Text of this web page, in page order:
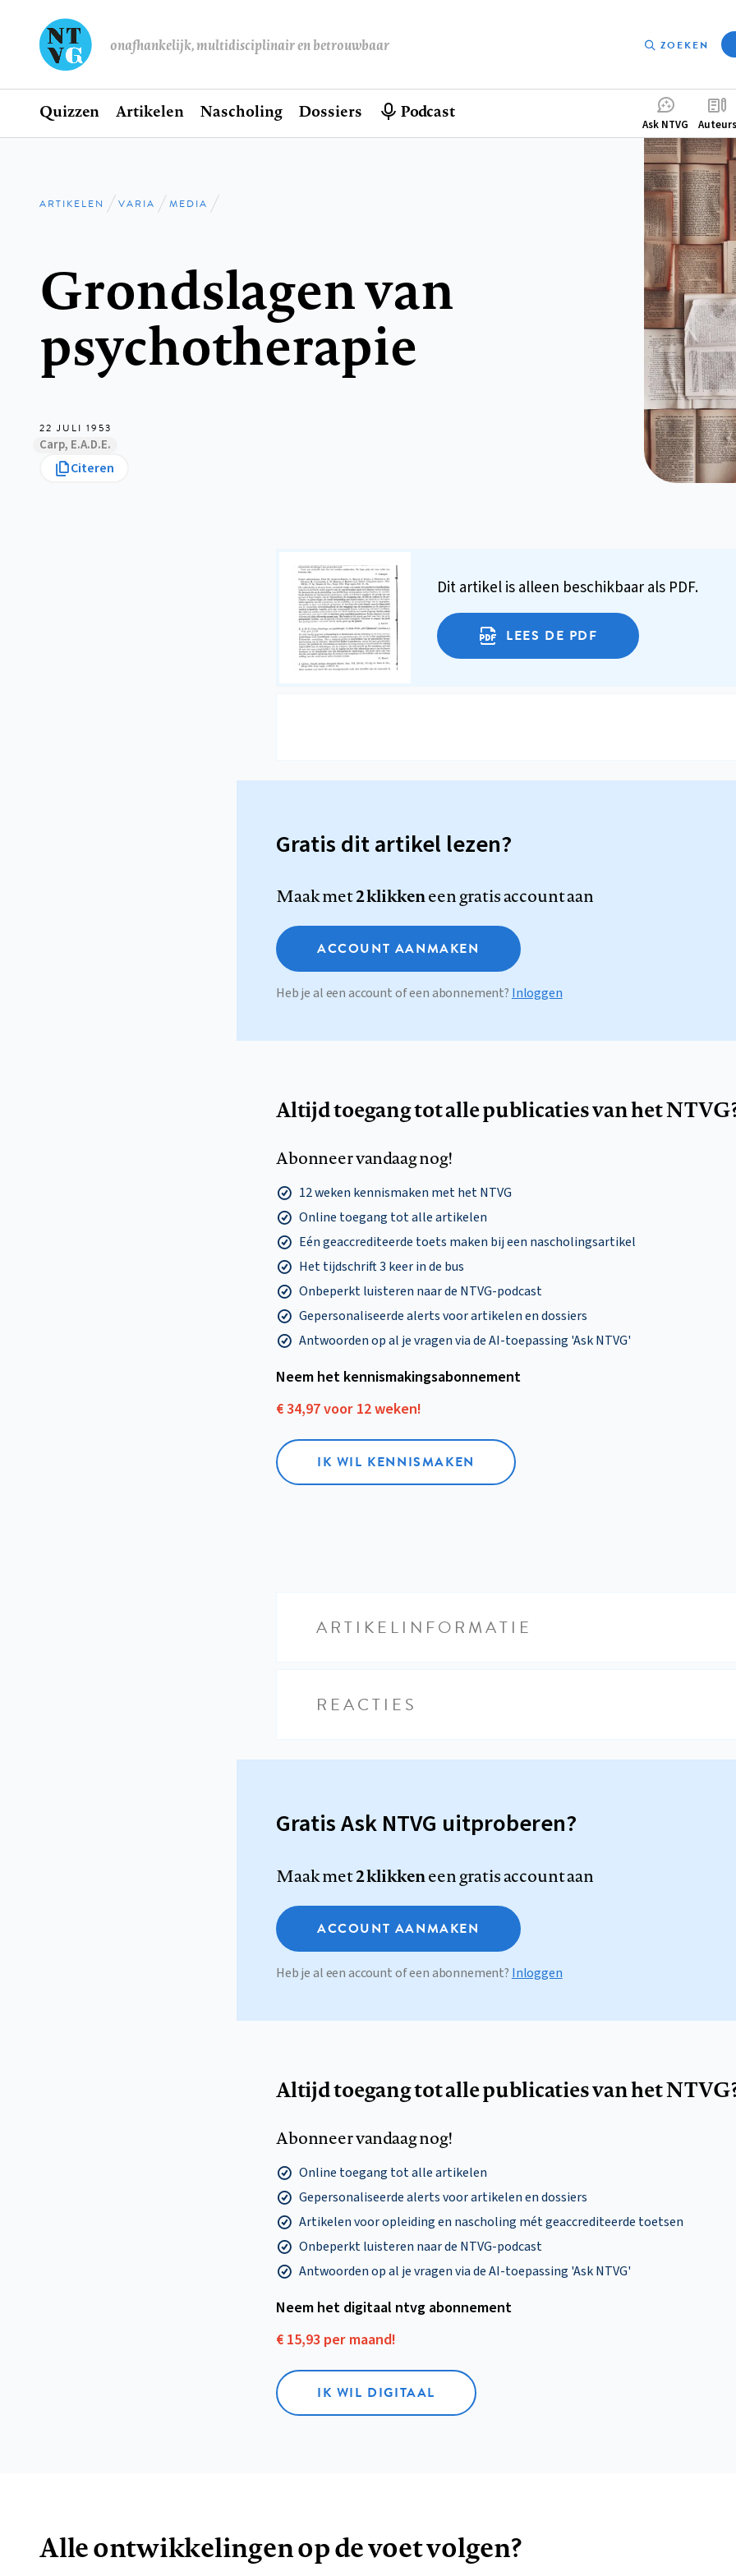
onafhankelijk, multidisciplinair en betrouwbaar ZOEKEN
Hoofdnavigatie
Home
Quizzen Artikelen Nascholing Dossiers Podcast
menu
Ask NTVG Auteurs
Kruimelpad
ARTIKELEN VARIA MEDIA
Grondslagen van
psychotherapie
22 JULI 1953
Carp, E.A.D.E.
Citeren
Dit artikel is alleen beschikbaar als PDF.
LEES DE PDF
Gratis dit artikel lezen?
Maak met2 klikkeneen gratis account aan
ACCOUNT AANMAKEN
Heb je al een account of een abonnement? Inloggen
Altijd toegang tot alle publicaties van het
Abonneer vandaag nog!
12 weken kennismaken met het NTVG
Online toegang tot alle artikelen
Eén geaccrediteerde toets maken bij een nascholingsartikel
Het tijdschrift 3 keer in de bus
Onbeperkt luisteren naar de NTVG-podcast
Gepersonaliseerde alerts voor artikelen en dossiers
Antwoorden op al je vragen via de AI-toepassing 'Ask NTVG'
Neem het kennismakings­abonnement
€ 34,97 voor 12 weken!
IK WIL KENNISMAKEN
ARTIKELINFORMATIE
REACTIES
Gratis Ask NTVG uitproberen?
Maak met2 klikkeneen gratis account aan
ACCOUNT AANMAKEN
Heb je al een account of een abonnement? Inloggen
Altijd toegang tot alle publicaties van het
Abonneer vandaag nog!
Online toegang tot alle artikelen
Gepersonaliseerde alerts voor artikelen en dossiers
Artikelen voor opleiding en nascholing mét geaccrediteerde toetsen
Onbeperkt luisteren naar de NTVG-podcast
Antwoorden op al je vragen via de AI-toepassing 'Ask NTVG'
Neem het digitaal ntvg abonnement
€ 15,93 per maand!
IK WIL DIGITAAL
Alle ontwikkelingen op de voet volgen?